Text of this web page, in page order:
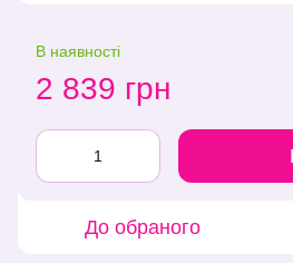
В наявності
2 839 грн
До обраного